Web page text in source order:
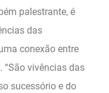
palestrante, é
das
conexão entre
“São vivências das
sucessório e do